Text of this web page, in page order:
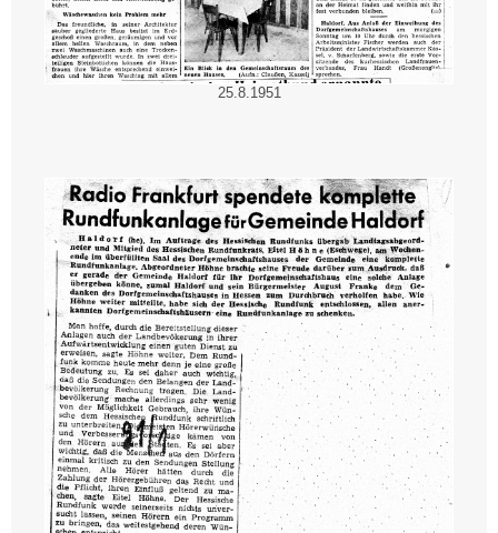
25.8.1951